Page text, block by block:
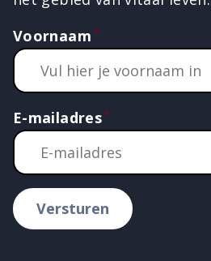
Voornaam
E-mailadres
Versturen